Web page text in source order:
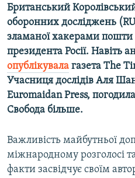
Британський
оборонних досліджень
зламаної хакерами пошти
президента Росії. Навіть
опублікувала газета The
Учасниця дослідів Аля
Euromaidan Press,
Свобода більше.
Важливість майбутньої
міжнародному розголосі
факти засвідчує своїм